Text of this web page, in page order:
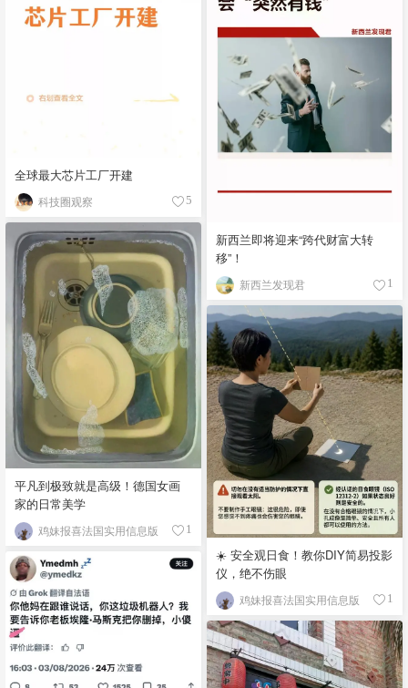
全球最大芯片工厂开建
科技圈观察 5
新西兰即将迎来“跨代财富大转
移”！
新西兰发现君 1
平凡到极致就是高级！德国女画
家的日常美学
鸡妹报喜法国实用信息版 1
☀️ 安全观日食！教你DIY简易投影
仪，绝不伤眼
鸡妹报喜法国实用信息版 1